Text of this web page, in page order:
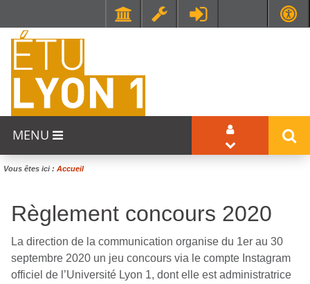
MENU
Vous êtes ici : Accueil
Règlement concours 2020
La direction de la communication organise du 1er au 30
septembre 2020 un jeu concours via le compte Instagram
officiel de l’Université Lyon 1, dont elle est administratrice
e
e
d
h
a